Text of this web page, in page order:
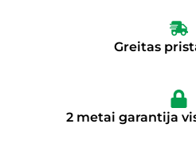
Greitas
2 metai garantija